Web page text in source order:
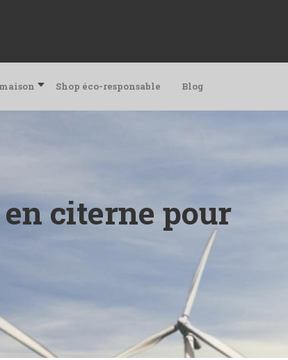
Shop éco-responsable Blog
citerne pour